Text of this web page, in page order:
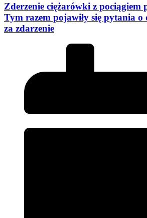
Zderzenie ciężarówki z pociągiem
Tym razem pojawiły się pytania o
za zdarzenie